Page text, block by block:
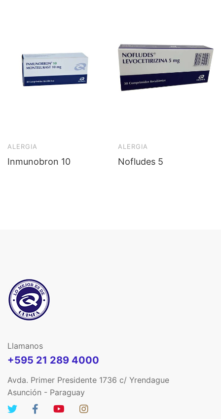
ALERGIA
Inmunobron 10
ALERGIA
Nofludes 5
Llamanos
+595 21 289 4000
Avda. Primer Presidente 1736 c/ Yrendague
Asunción - Paraguay